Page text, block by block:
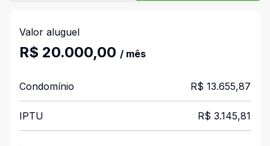
Valor aluguel
R$ 20.000,00 / mês
Condomínio R$ 13.655,87
IPTU R$ 3.145,81